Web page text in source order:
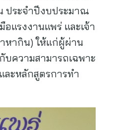
ประจำปีงบประมาณ
แรงงานแพร่ และเจ้า
หากิน) ให้แก่ผู้ผ่าน
ความสามารถเฉพาะ
ะหลักสูตรการทำ